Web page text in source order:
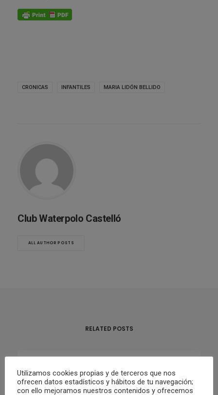
CRONICAS INFANTILES MARIA LIDÓN BELLIDO
Club Waterpolo Castelló
ALL AUTHOR POSTS
RELATED POSTS
02/05/2022
RESUMEN FIN DE SEMANA 30/04 Y
Utilizamos cookies propias y de terceros que nos
ofrecen datos estadísticos y hábitos de tu navegación;
con ello mejoramos nuestros contenidos y ofrecemos